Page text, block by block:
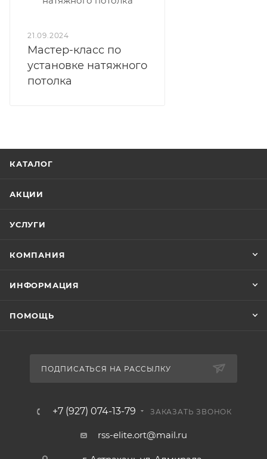
21.09.2024
Мастер-класс по
установке натяжного
потолка
КАТАЛОГ
АКЦИИ
УСЛУГИ
КОМПАНИЯ
ИНФОРМАЦИЯ
ПОМОЩЬ
ПОДПИСАТЬСЯ НА РАССЫЛКУ
+7 (927) 074-13-79 ЗАКАЗАТЬ ЗВОНОК
rss-elite.ort@mail.ru